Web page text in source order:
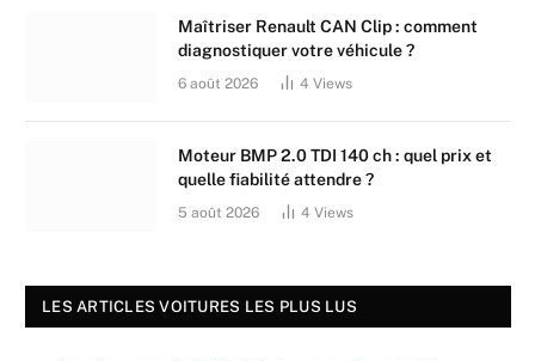
Maîtriser Renault CAN Clip : comment
diagnostiquer votre véhicule ?
6 août 2026 4 Views
Moteur BMP 2.0 TDI 140 ch : quel prix et
quelle fiabilité attendre ?
5 août 2026 4 Views
LES ARTICLES VOITURES LES PLUS LUS